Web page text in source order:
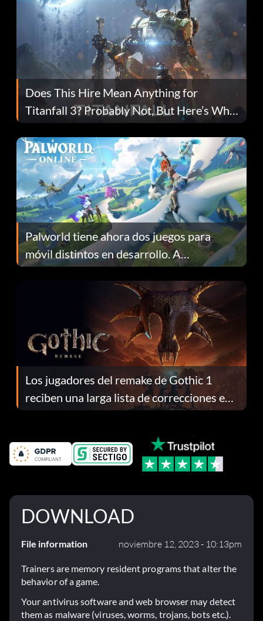
Does This Hire Mean Anything for
Titanfall 3? Probably Not, But Here’s Why
Fans Are Hopeful
Palworld tiene ahora dos juegos para
móvil distintos en desarrollo. A
continuación te explicamos por qué.
Los jugadores del remake de Gothic 1
reciben una larga lista de correcciones en
el parche 1.0.4
DOWNLOAD
File information noviembre 12, 2023 - 10:13pm
Trainers are memory resident programs that alter the
behavior of a game.
Your antivirus software and web browser may detect
them as malware (viruses, worms, trojans, bots etc.).